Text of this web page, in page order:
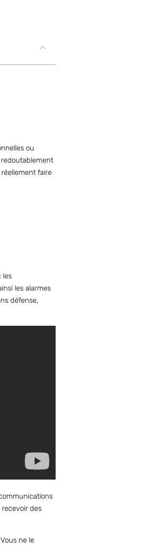
ou
redoutablement
faire
les
les alarmes
défense,
des
ne le